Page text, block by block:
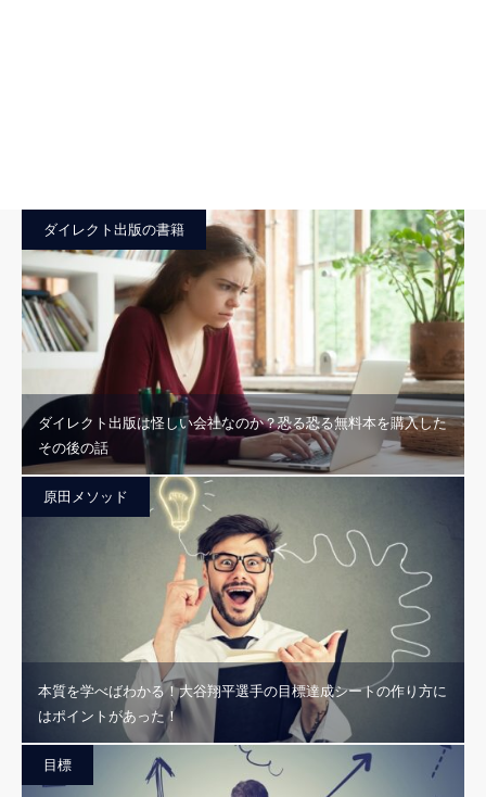
ダイレクト出版の書籍
ダイレクト出版は怪しい会社なのか？恐る恐る無料本を購入した
その後の話
原田メソッド
本質を学べばわかる！大谷翔平選手の目標達成シートの作り方に
はポイントがあった！
目標